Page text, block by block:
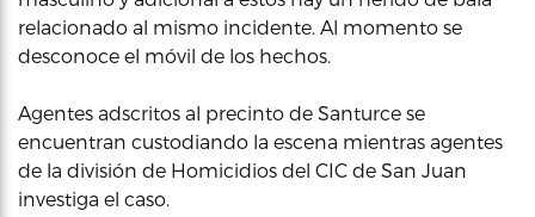
relacionado al mismo incidente. Al momento se
desconoce el móvil de los hechos.
Agentes adscritos al precinto de Santurce se
encuentran custodiando la escena mientras agentes
de la división de Homicidios del CIC de San Juan
investiga el caso.